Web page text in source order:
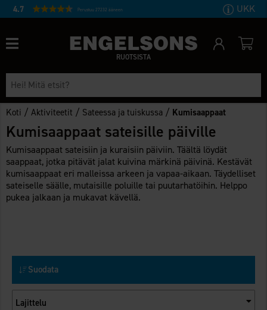
4.7 Perustuu 27232 ääneen UKK
RUOTSISTA
Koti /Aktiviteetit / Sateessa ja tuiskussa / Kumisaappaat
Kumisaappaat sateisille päiville
Kumisaappaat sateisiin ja kuraisiin päiviin. Täältä löydät
saappaat, jotka pitävät jalat kuivina märkinä päivinä. Kestävät
kumisaappaat eri malleissa arkeen ja vapaa-aikaan. Täydelliset
sateiselle säälle, mutaisille poluille tai puutarhatöihin. Helppo
pukea jalkaan ja mukavat kävellä.
Suodata
Lajittelu